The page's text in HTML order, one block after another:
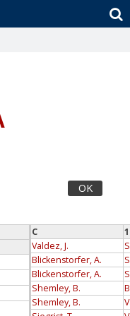
OK
C
Valdez, J.
Blickenstorfer, A.
Blickenstorfer, A.
Shemley, B.
Shemley, B.